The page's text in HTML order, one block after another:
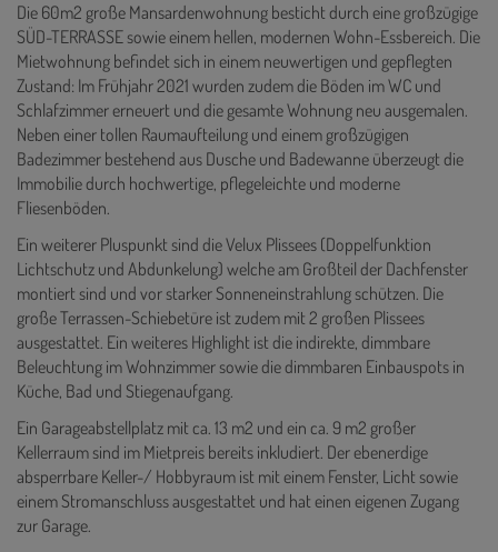
Die 60m2 große Mansardenwohnung besticht durch eine großzügige
SÜD-TERRASSE sowie einem hellen, modernen Wohn-Essbereich. Die
Mietwohnung befindet sich in einem neuwertigen und gepflegten
Zustand: Im Frühjahr 2021 wurden zudem die Böden im WC und
Schlafzimmer erneuert und die gesamte Wohnung neu ausgemalen.
Neben einer tollen Raumaufteilung und einem großzügigen
Badezimmer bestehend aus Dusche und Badewanne überzeugt die
Immobilie durch hochwertige, pflegeleichte und moderne
Fliesenböden.
Ein weiterer Pluspunkt sind die Velux Plissees (Doppelfunktion
Lichtschutz und Abdunkelung) welche am Großteil der Dachfenster
montiert sind und vor starker Sonneneinstrahlung schützen. Die
große Terrassen-Schiebetüre ist zudem mit 2 großen Plissees
ausgestattet. Ein weiteres Highlight ist die indirekte, dimmbare
Beleuchtung im Wohnzimmer sowie die dimmbaren Einbauspots in
Küche, Bad und Stiegenaufgang.
Ein Garageabstellplatz mit ca. 13 m2 und ein ca. 9 m2 großer
Kellerraum sind im Mietpreis bereits inkludiert. Der ebenerdige
absperrbare Keller-/ Hobbyraum ist mit einem Fenster, Licht sowie
einem Stromanschluss ausgestattet und hat einen eigenen Zugang
zur Garage.